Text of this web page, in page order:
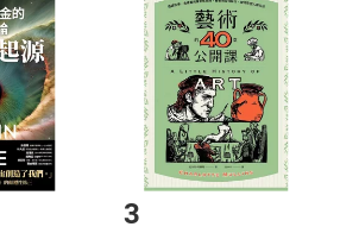
，請登入樂天市場，並於「我的訂單
審核通過後將為您辦理退款事宜。
進行取消/退貨，恕無法以單支商品取
cart Login
Step2.登入
3